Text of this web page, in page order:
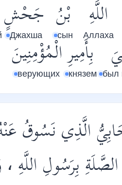
اللَّهِ
Аллаха
بْنُ
сын
جَحْشٍ
Джахша
был
بِأَمِيرِ
князем
الْمُؤْمِنِينَ
верующих
الَّذِي نَسُوقُ
بِرَسُولِ